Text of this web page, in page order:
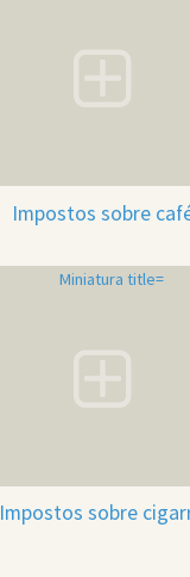
Impostos sobre
Impostos sobre